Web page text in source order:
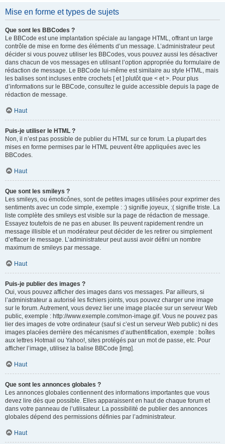
Mise en forme et types de sujets
Que sont les BBCodes ?
Le BBCode est une implantation spéciale au langage HTML, offrant un large
contrôle de mise en forme des éléments d’un message. L’administrateur peut
décider si vous pouvez utiliser les BBCodes, vous pouvez aussi les désactiver
dans chacun de vos messages en utilisant l’option appropriée du formulaire de
rédaction de message. Le BBCode lui-même est similaire au style HTML, mais
les balises sont incluses entre crochets [ et ] plutôt que < et >. Pour plus
d’informations sur le BBCode, consultez le guide accessible depuis la page de
rédaction de message.
Haut
Puis-je utiliser le HTML ?
Non, il n’est pas possible de publier du HTML sur ce forum. La plupart des
mises en forme permises par le HTML peuvent être appliquées avec les
BBCodes.
Haut
Que sont les smileys ?
Les smileys, ou émoticônes, sont de petites images utilisées pour exprimer des
sentiments avec un code simple, exemple : :) signifie joyeux, :( signifie triste. La
liste complète des smileys est visible sur la page de rédaction de message.
Essayez toutefois de ne pas en abuser. Ils peuvent rapidement rendre un
message illisible et un modérateur peut décider de les retirer ou simplement
d’effacer le message. L’administrateur peut aussi avoir défini un nombre
maximum de smileys par message.
Haut
Puis-je publier des images ?
Oui, vous pouvez afficher des images dans vos messages. Par ailleurs, si
l’administrateur a autorisé les fichiers joints, vous pouvez charger une image
sur le forum. Autrement, vous devez lier une image placée sur un serveur Web
public, exemple : http://www.exemple.com/mon-image.gif. Vous ne pouvez pas
lier des images de votre ordinateur (sauf si c’est un serveur Web public) ni des
images placées derrière des mécanismes d’authentification, exemple : boîtes
aux lettres Hotmail ou Yahoo!, sites protégés par un mot de passe, etc. Pour
afficher l’image, utilisez la balise BBCode [img].
Haut
Que sont les annonces globales ?
Les annonces globales contiennent des informations importantes que vous
devez lire dès que possible. Elles apparaissent en haut de chaque forum et
dans votre panneau de l’utilisateur. La possibilité de publier des annonces
globales dépend des permissions définies par l’administrateur.
Haut